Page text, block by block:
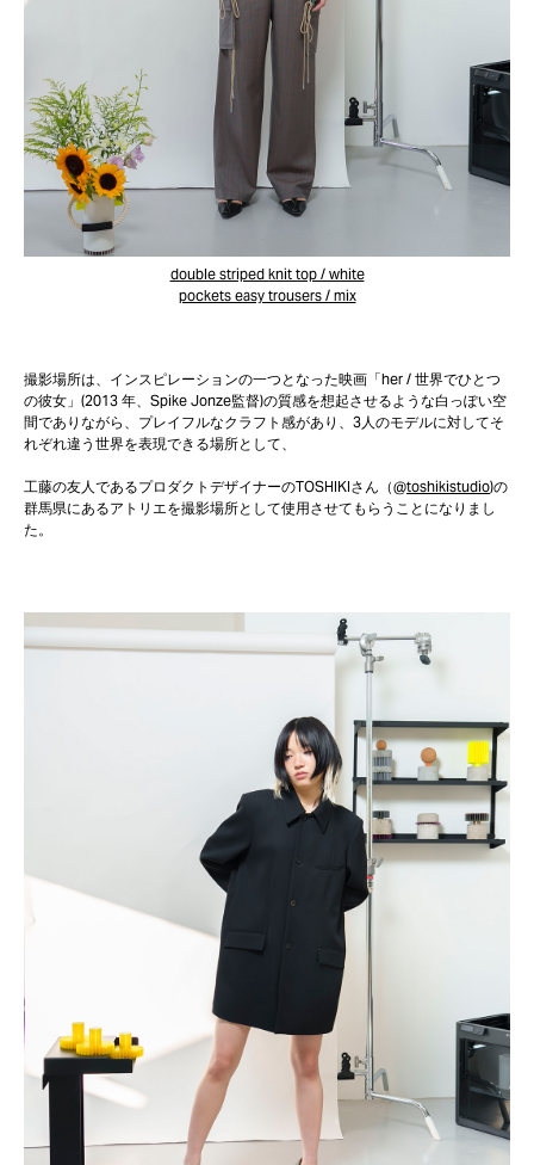
double striped knit top / white
pockets easy trousers / mix
撮影場所は、インスピレーションの一つとなった映画「her / 世界でひとつ
の彼女」(2013 年、Spike Jonze監督)の質感を想起させるような白っぽい空
間でありながら、プレイフルなクラフト感があり、3人のモデルに対してそ
れぞれ違う世界を表現できる場所として、
工藤の友人であるプロダクトデザイナーのTOSHIKIさん（@toshikistudio)の
群馬県にあるアトリエを撮影場所として使用させてもらうことになりまし
た。